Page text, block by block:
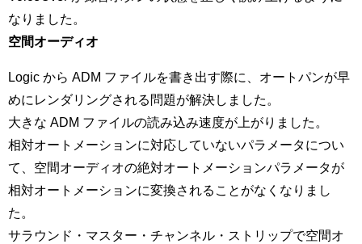
なりました。
空間オーディオ
Logic から ADM ファイルを書き出す際に、オートパンが早
めにレンダリングされる問題が解決しました。
大きな ADM ファイルの読み込み速度が上がりました。
相対オートメーションに対応していないパラメータについ
て、空間オーディオの絶対オートメーションパラメータが
相対オートメーションに変換されることがなくなりまし
た。
サラウンド・マスター・チャンネル・ストリップで空間オ